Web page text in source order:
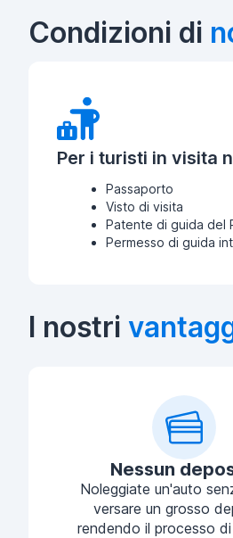
Condizioni di
Per i turisti in visita
Passaporto
Visto di visita
Patente di guida del
Permesso di guida
I nostri
Nessun
Noleggiate un'auto
versare un grosso
rendendo il processo